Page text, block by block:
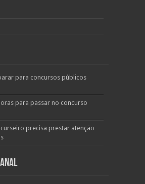
para concursos públicos
para passar no concurso
precisa prestar atenção